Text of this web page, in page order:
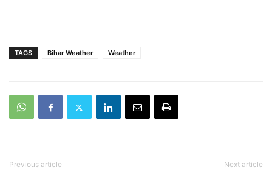
TAGS Bihar Weather Weather
Previous article Next article